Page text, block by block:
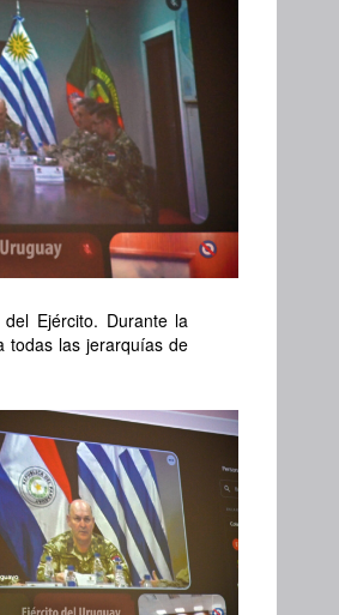
Ejército. Durante la
todas las jerarquías de